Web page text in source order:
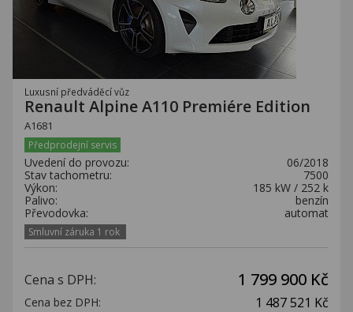
Luxusní předváděcí vůz
Renault Alpine A110 Premiére Edition
A1681
Předprodejní servis
Uvedení do provozu:
06/2018
Stav tachometru:
7500
Výkon:
185 kW / 252 k
Palivo:
benzín
Převodovka:
automat
Smluvní záruka 1 rok
Cena s DPH: 1 799 900 Kč
Cena bez DPH: 1 487 521 Kč